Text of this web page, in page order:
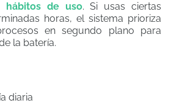
hábitos de uso. Si usas ciertas
horas, el sistema prioriza
en segundo plano para
la batería.
diaria